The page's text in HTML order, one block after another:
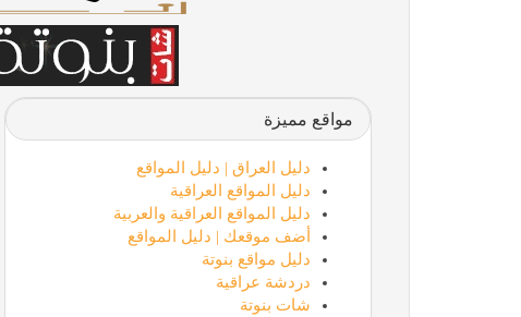
مواقع مميزة
دليل العراق | دليل المواقع
دليل المواقع العراقية
دليل المواقع العراقية والعربية
أضف موقعك | دليل المواقع
دليل مواقع بنوتة
دردشة عراقية
شات بنوتة